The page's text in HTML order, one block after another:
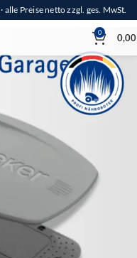
· alle Preise netto zzgl. ges. MwSt.
0